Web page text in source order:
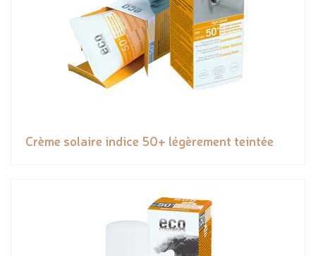
Crème solaire indice 50+ légèrement teintée